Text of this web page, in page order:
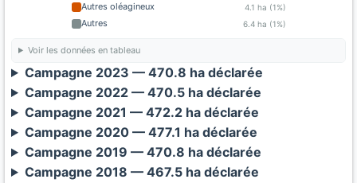
Autres oléagineux 4.1 ha (1%)
Autres 6.4 ha (1%)
Voir les données en tableau
Campagne 2023 — 470.8 ha déclarée
Campagne 2022 — 470.5 ha déclarée
Campagne 2021 — 472.2 ha déclarée
Campagne 2020 — 477.1 ha déclarée
Campagne 2019 — 470.8 ha déclarée
Campagne 2018 — 467.5 ha déclarée